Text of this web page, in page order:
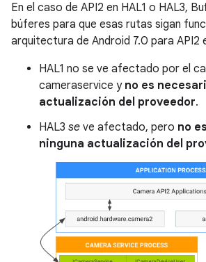
En el caso de API2 en HAL1 o HAL3,
búferes para que esas rutas sigan
arquitectura de Android 7.0 para API2
HAL1 no se ve afectado por el
cameraservice y no es
actualización del proveedor.
HAL3 se ve afectado, pero no
ninguna actualización del